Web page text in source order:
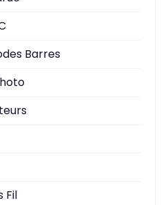
Barres
Fil